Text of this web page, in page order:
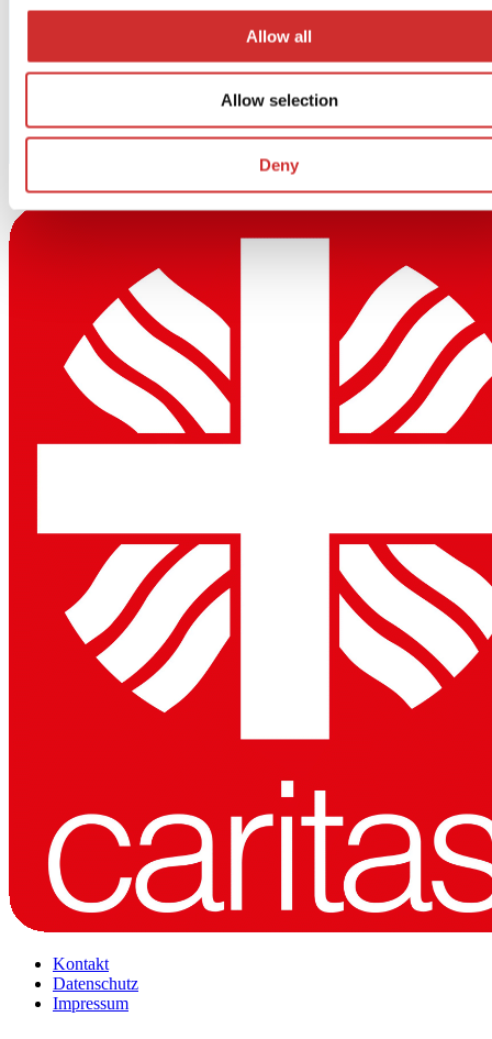
Allow all
Allow selection
Deny
Kontakt
Datenschutz
Impressum